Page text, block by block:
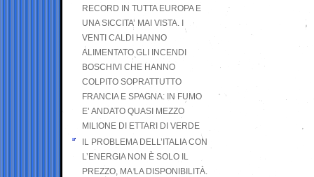
RECORD IN TUTTA EUROPA E
UNA SICCITA’ MAI VISTA. I
VENTI CALDI HANNO
ALIMENTATO GLI INCENDI
BOSCHIVI CHE HANNO
COLPITO SOPRATTUTTO
FRANCIA E SPAGNA: IN FUMO
E’ ANDATO QUASI MEZZO
MILIONE DI ETTARI DI VERDE
IL PROBLEMA DELL’ITALIA CON
L’ENERGIA NON È SOLO IL
PREZZO, MA LA DISPONIBILITÀ.